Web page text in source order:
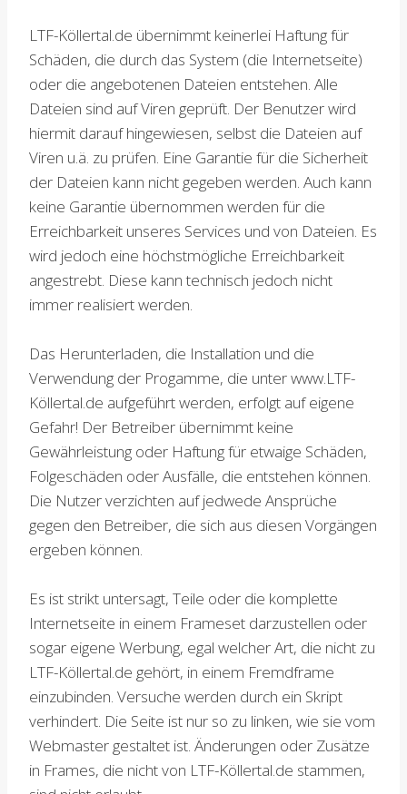
LTF-Köllertal.de übernimmt keinerlei Haftung für
Schäden, die durch das System (die Internetseite)
oder die angebotenen Dateien entstehen. Alle
Dateien sind auf Viren geprüft. Der Benutzer wird
hiermit darauf hingewiesen, selbst die Dateien auf
Viren u.ä. zu prüfen. Eine Garantie für die Sicherheit
der Dateien kann nicht gegeben werden. Auch kann
keine Garantie übernommen werden für die
Erreichbarkeit unseres Services und von Dateien. Es
wird jedoch eine höchstmögliche Erreichbarkeit
angestrebt. Diese kann technisch jedoch nicht
immer realisiert werden.
Das Herunterladen, die Installation und die
Verwendung der Progamme, die unter www.LTF-
Köllertal.de aufgeführt werden, erfolgt auf eigene
Gefahr! Der Betreiber übernimmt keine
Gewährleistung oder Haftung für etwaige Schäden,
Folgeschäden oder Ausfälle, die entstehen können.
Die Nutzer verzichten auf jedwede Ansprüche
gegen den Betreiber, die sich aus diesen Vorgängen
ergeben können.
Es ist strikt untersagt, Teile oder die komplette
Internetseite in einem Frameset darzustellen oder
sogar eigene Werbung, egal welcher Art, die nicht zu
LTF-Köllertal.de gehört, in einem Fremdframe
einzubinden. Versuche werden durch ein Skript
verhindert. Die Seite ist nur so zu linken, wie sie vom
Webmaster gestaltet ist. Änderungen oder Zusätze
in Frames, die nicht von LTF-Köllertal.de stammen,